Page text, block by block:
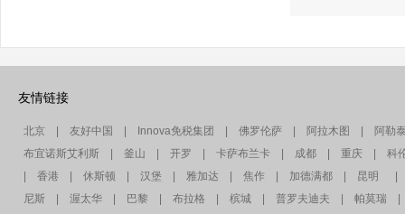
友情链接
北京 友好中国 Innova免税集团 佛罗伦萨 阿拉木图
阿勒
布宜诺斯艾利斯
釜山 开罗 卡萨布兰卡 成都 重庆
科
香港 休斯顿 汉堡 雅加达 焦作 加德满都 昆明
尼斯
渥太华 巴黎 布拉格 槟城 普罗夫迪夫 帕莫瑞